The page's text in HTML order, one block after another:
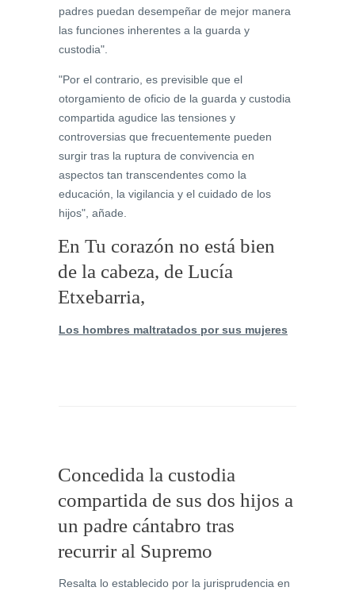
padres puedan desempeñar de mejor manera
las funciones inherentes a la guarda y
custodia".
"Por el contrario, es previsible que el
otorgamiento de oficio de la guarda y custodia
compartida agudice las tensiones y
controversias que frecuentemente pueden
surgir tras la ruptura de convivencia en
aspectos tan transcendentes como la
educación, la vigilancia y el cuidado de los
hijos", añade.
En Tu corazón no está bien
de la cabeza, de Lucía
Etxebarria,
Los hombres maltratados por sus mujeres
Concedida la custodia
compartida de sus dos hijos a
un padre cántabro tras
recurrir al Supremo
Resalta lo establecido por la jurisprudencia en